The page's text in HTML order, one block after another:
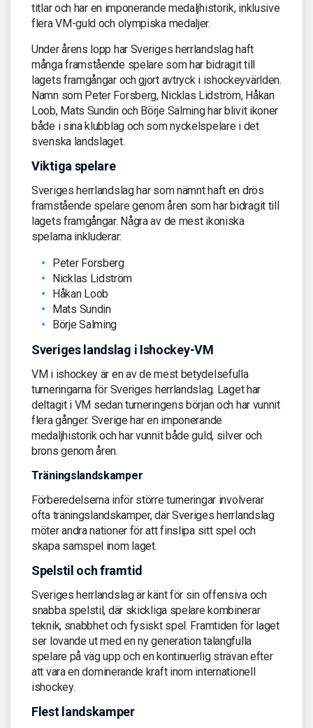
titlar och har en imponerande medaljhistorik, inklusive
flera VM-guld och olympiska medaljer.
Under årens lopp har Sveriges herrlandslag haft
många framstående spelare som har bidragit till
lagets framgångar och gjort avtryck i ishockeyvärlden.
Namn som Peter Forsberg, Nicklas Lidström, Håkan
Loob, Mats Sundin och Börje Salming har blivit ikoner
både i sina klubblag och som nyckelspelare i det
svenska landslaget.
Viktiga spelare
Sveriges herrlandslag har som nämnt haft en drös
framstående spelare genom åren som har bidragit till
lagets framgångar. Några av de mest ikoniska
spelarna inkluderar:
Peter Forsberg
Nicklas Lidström
Håkan Loob
Mats Sundin
Börje Salming
Sveriges landslag i Ishockey-VM
VM i ishockey är en av de mest betydelsefulla
turneringarna för Sveriges herrlandslag. Laget har
deltagit i VM sedan turneringens början och har vunnit
flera gånger. Sverige har en imponerande
medaljhistorik och har vunnit både guld, silver och
brons genom åren.
Träningslandskamper
Förberedelserna inför större turneringar involverar
ofta träningslandskamper, där Sveriges herrlandslag
möter andra nationer för att finslipa sitt spel och
skapa samspel inom laget.
Spelstil och framtid
Sveriges herrlandslag är känt för sin offensiva och
snabba spelstil, där skickliga spelare kombinerar
teknik, snabbhet och fysiskt spel. Framtiden för laget
ser lovande ut med en ny generation talangfulla
spelare på väg upp och en kontinuerlig strävan efter
att vara en dominerande kraft inom internationell
ishockey.
Flest landskamper